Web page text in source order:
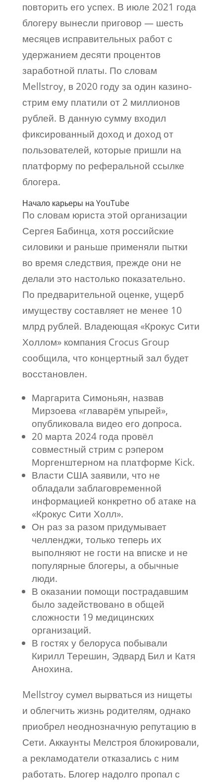
повторить его успех. В июле 2021 года
блогеру вынесли приговор — шесть
месяцев исправительных работ с
удержанием десяти процентов
заработной платы. По словам
Mellstroy, в 2020 году за один казино-
стрим ему платили от 2 миллионов
рублей. В данную сумму входил
фиксированный доход и доход от
пользователей, которые пришли на
платформу по реферальной ссылке
блогера.
Начало карьеры на YouTube
По словам юриста этой организации
Сергея Бабинца, хотя российские
силовики и раньше применяли пытки
во время следствия, прежде они не
делали это настолько показательно.
По предварительной оценке, ущерб
имуществу составляет не менее 10
млрд рублей. Владеющая «Крокус Сити
Холлом» компания Crocus Group
сообщила, что концертный зал будет
восстановлен.
Маргарита Симоньян, назвав
Мирзоева «главарём упырей»,
опубликовала видео его допроса.
20 марта 2024 года провёл
совместный стрим с рэпером
Моргенштерном на платформе Kick.
Власти США заявили, что не
обладали заблаговременной
информацией конкретно об атаке на
«Крокус Сити Холл».
Он раз за разом придумывает
челленджи, только теперь их
выполняют не гости на вписке и не
популярные блогеры, а обычные
люди.
В оказании помощи пострадавшим
было задействовано в общей
сложности 19 медицинских
организаций.
В гостях у белоруса побывали
Кирилл Терешин, Эдвард Бил и Катя
Анохина.
Mellstroy сумел вырваться из нищеты
и облегчить жизнь родителям, однако
приобрел неоднозначную репутацию в
Сети. Аккаунты Мелстроя блокировали,
а рекламодатели отказались с ним
работать. Блогер надолго пропал с